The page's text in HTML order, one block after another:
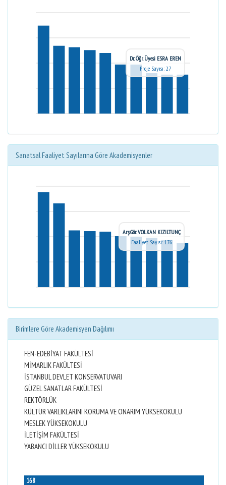
Dr. Öğr. Üyesi ESRA EREN
Proje Sayısı: 27
Sanatsal Faaliyet Sayılarına Göre Akademisyenler
Arş.Gör. VOLKAN KIZILTUNÇ
Faaliyet Sayısı: 176
Birimlere Göre Akademisyen Dağılımı
FEN-EDEBİYAT FAKÜLTESİ
MİMARLIK FAKÜLTESİ
İSTANBUL DEVLET KONSERVATUVARI
GÜZEL SANATLAR FAKÜLTESİ
REKTÖRLÜK
KÜLTÜR VARLIKLARINI KORUMA VE ONARIM YÜKSEKOKULU
MESLEK YÜKSEKOKULU
İLETİŞİM FAKÜLTESİ
YABANCI DİLLER YÜKSEKOKULU
168